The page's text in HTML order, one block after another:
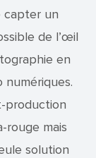
capter un
de l’œil
en
numériques.
production
rouge mais
solution